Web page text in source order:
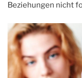
Beziehungen nicht